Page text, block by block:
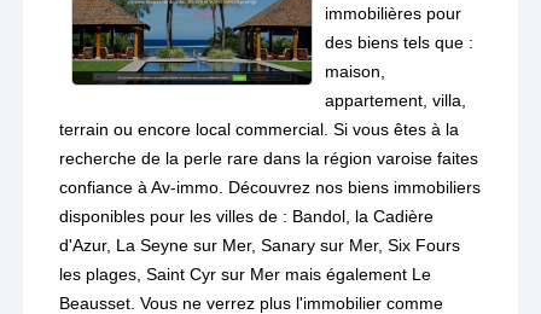
immobilières pour
des biens tels que :
maison,
appartement, villa,
terrain ou encore local commercial. Si vous êtes à la
recherche de la perle rare dans la région varoise faites
confiance à Av-immo. Découvrez nos biens immobiliers
disponibles pour les villes de : Bandol, la Cadière
d'Azur, La Seyne sur Mer, Sanary sur Mer, Six Fours
les plages, Saint Cyr sur Mer mais également Le
Beausset. Vous ne verrez plus l'immobilier comme